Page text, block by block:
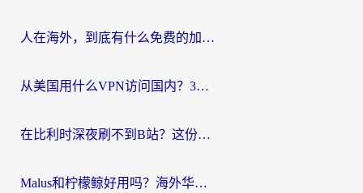
人在海外，到底有什么免费的加速器能让我安心追剧打游戏？
从美国用什么VPN访问国内？3年海外党亲测：选对工具才能无缝刷B站、看腾讯视频
在比利时深夜刷不到B站？这份回国加速器避坑指南请收好
Malus和柠檬鲸好用吗？海外华人亲测：回国加速器怎么选才不踩坑？